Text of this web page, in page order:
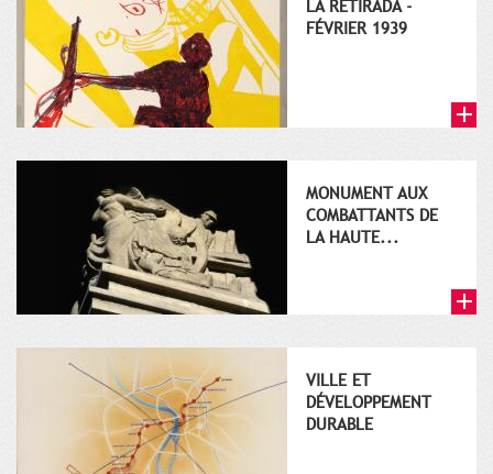
LA RETIRADA -
FÉVRIER 1939
MONUMENT AUX
COMBATTANTS DE
LA HAUTE...
VILLE ET
DÉVELOPPEMENT
DURABLE